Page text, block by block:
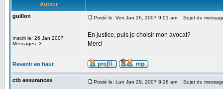
Auteur
guillon
Inscrit le: 26 Jan 2007
Messages: 3
Posté le: Ven Jan 26, 2007 9:01 am Sujet du
En justice, puis je choisir mon avocat?
Merci
Revenir en haut
ctb assurances Posté le: Lun Jan 29, 2007 8:26 am Sujet du